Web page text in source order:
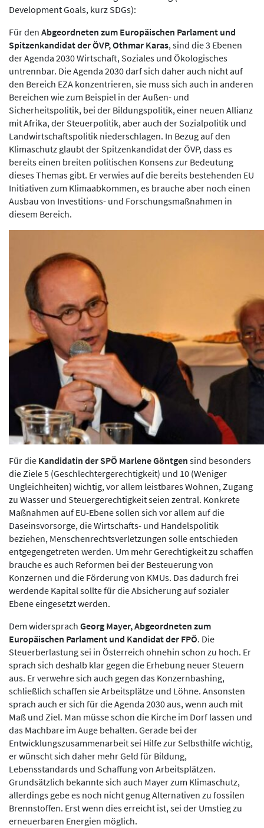
Development Goals, kurz SDGs):
Für den Abgeordneten zum Europäischen Parlament und
Spitzenkandidat der ÖVP, Othmar Karas, sind die 3 Ebenen
der Agenda 2030 Wirtschaft, Soziales und Ökologisches
untrennbar. Die Agenda 2030 darf sich daher auch nicht auf
den Bereich EZA konzentrieren, sie muss sich auch in anderen
Bereichen wie zum Beispiel in der Außen- und
Sicherheitspolitik, bei der Bildungspolitik, einer neuen Allianz
mit Afrika, der Steuerpolitik, aber auch der Sozialpolitik und
Landwirtschaftspolitik niederschlagen. In Bezug auf den
Klimaschutz glaubt der Spitzenkandidat der ÖVP, dass es
bereits einen breiten politischen Konsens zur Bedeutung
dieses Themas gibt. Er verwies auf die bereits bestehenden EU
Initiativen zum Klimaabkommen, es brauche aber noch einen
Ausbau von Investitions- und Forschungsmaßnahmen in
diesem Bereich.
Für die Kandidatin der SPÖ Marlene Göntgen sind besonders
die Ziele 5 (Geschlechtergerechtigkeit) und 10 (Weniger
Ungleichheiten) wichtig, vor allem leistbares Wohnen, Zugang
zu Wasser und Steuergerechtigkeit seien zentral. Konkrete
Maßnahmen auf EU-Ebene sollen sich vor allem auf die
Daseinsvorsorge, die Wirtschafts- und Handelspolitik
beziehen, Menschenrechtsverletzungen solle entschieden
entgegengetreten werden. Um mehr Gerechtigkeit zu schaffen
brauche es auch Reformen bei der Besteuerung von
Konzernen und die Förderung von KMUs. Das dadurch frei
werdende Kapital sollte für die Absicherung auf sozialer
Ebene eingesetzt werden.
Dem widersprach Georg Mayer, Abgeordneten zum
Europäischen Parlament und Kandidat der FPÖ. Die
Steuerberlastung sei in Österreich ohnehin schon zu hoch. Er
sprach sich deshalb klar gegen die Erhebung neuer Steuern
aus. Er verwehre sich auch gegen das Konzernbashing,
schließlich schaffen sie Arbeitsplätze und Löhne. Ansonsten
sprach auch er sich für die Agenda 2030 aus, wenn auch mit
Maß und Ziel. Man müsse schon die Kirche im Dorf lassen und
das Machbare im Auge behalten. Gerade bei der
Entwicklungszusammenarbeit sei Hilfe zur Selbsthilfe wichtig,
er wünscht sich daher mehr Geld für Bildung,
Lebensstandards und Schaffung von Arbeitsplätzen.
Grundsätzlich bekannte sich auch Mayer zum Klimaschutz,
allerdings gebe es noch nicht genug Alternativen zu fossilen
Brennstoffen. Erst wenn dies erreicht ist, sei der Umstieg zu
erneuerbaren Energien möglich.